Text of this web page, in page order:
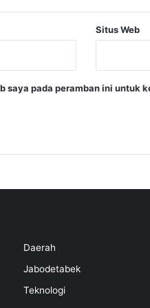
t
P
e
s
e
Situs Web
saya pada peramban ini untuk
Daerah
Jabodetabek
Teknologi